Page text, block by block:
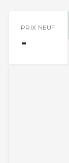
PRIX NEUF
-